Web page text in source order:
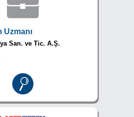
Uzmanı
San. ve Tic. A.Ş.